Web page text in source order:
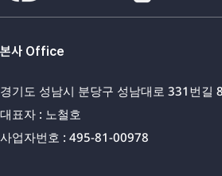
본사 Office
경기도 성남시 분당구 성남대로 331번길
대표자 : 노철호
사업자번호 : 495-81-00978